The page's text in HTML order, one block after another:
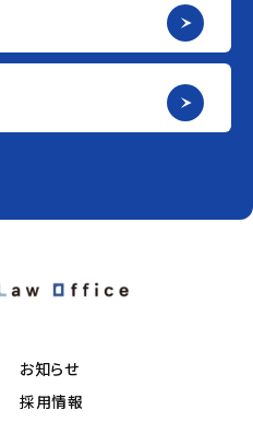
お知らせ
採用情報